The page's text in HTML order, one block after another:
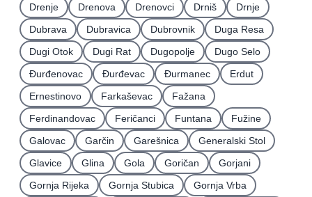
Drenje
Drenova Drenovci Drniš
Drnje
Dubrava
Dubravica Dubrovnik
Duga Resa
Dugi Otok
Dugi Rat Dugopolje
Dugo Selo
Ðurđenovac
Ðurđevac Ðurmanec
Erdut
Ernestinovo
Farkaševac
Fažana
Ferdinandovac
Feričanci Funtana
Fužine
Galovac
Garčin Garešnica
Generalski Stol
Glavice
Glina Gola Goričan
Gorjani
Gornja Rijeka
Gornja Stubica
Gornja Vrba